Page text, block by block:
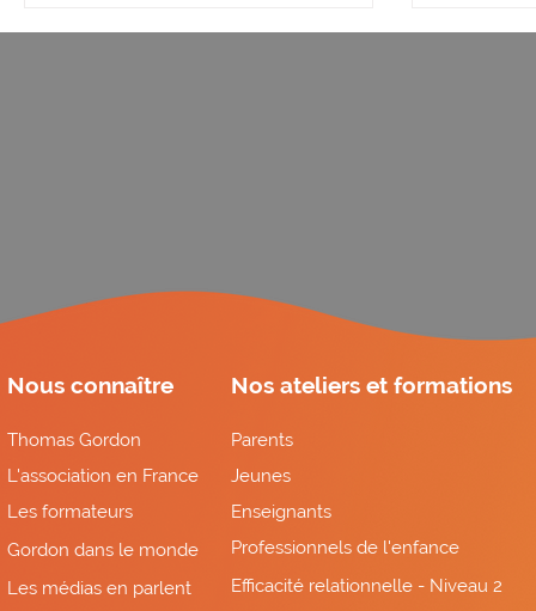
Nos ateliers et formations
Parents
Jeunes
Enseignants
Professionnels de l'enfance
Efficacité relationnelle - Niveau 2
Nous connaître
Thomas Gordon
L'association en France
Les formateurs
Gordon dans le monde
Les médias en parlent